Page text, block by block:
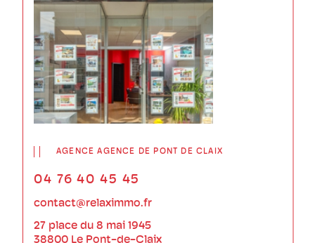
AGENCE AGENCE DE PONT DE CLAIX
04 76 40 45 45
contact@relaximmo.fr
27 place du 8 mai 1945
38800 Le Pont-de-Claix